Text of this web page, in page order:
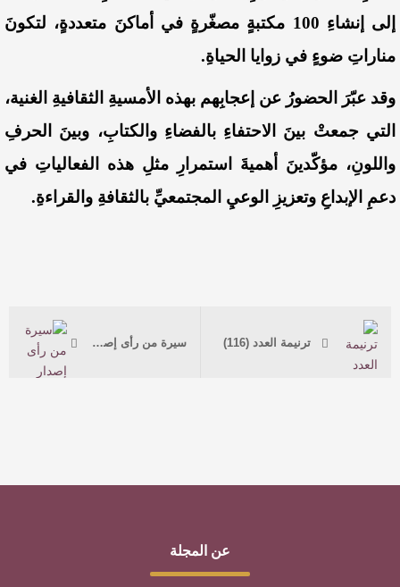
إلى إنشاءِ 100 مكتبةٍ مصغّرةٍ في أماكنَ متعددةٍ، لتكونَ
مناراتِ ضوءٍ في زوايا الحياةِ.
وقد عبّرَ الحضورُ عن إعجابِهم بهذه الأمسيةِ الثقافيةِ الغنية،
التي جمعتْ بينَ الاحتفاءِ بالفضاءِ والكتابِ، وبينَ الحرفِ
واللونِ، مؤكّدينَ أهميةَ استمرارِ مثلِ هذه الفعالياتِ في
دعمِ الإبداعِ وتعزيزِ الوعيِ المجتمعيِّ بالثقافةِ والقراءةِ.
ترنيمة العدد (116) سيرة من رأى إصدار أدبي الطائف
عن المجلة